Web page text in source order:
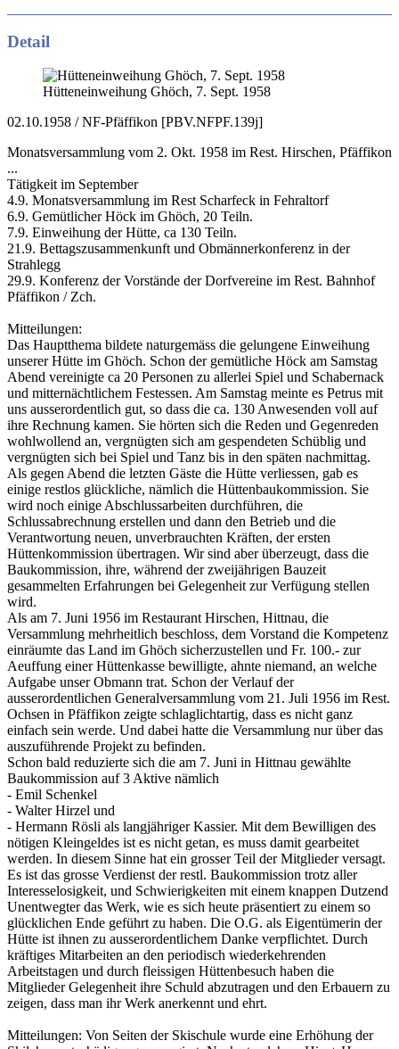
Detail
Hütteneinweihung Ghöch, 7. Sept. 1958
02.10.1958 / NF-Pfäffikon [PBV.NFPF.139j]
Monatsversammlung vom 2. Okt. 1958 im Rest. Hirschen, Pfäffikon
...
Tätigkeit im September
4.9. Monatsversammlung im Rest Scharfeck in Fehraltorf
6.9. Gemütlicher Höck im Ghöch, 20 Teiln.
7.9. Einweihung der Hütte, ca 130 Teiln.
21.9. Bettagszusammenkunft und Obmännerkonferenz in der
Strahlegg
29.9. Konferenz der Vorstände der Dorfvereine im Rest. Bahnhof
Pfäffikon / Zch.
Mitteilungen:
Das Hauptthema bildete naturgemäss die gelungene Einweihung
unserer Hütte im Ghöch. Schon der gemütliche Höck am Samstag
Abend vereinigte ca 20 Personen zu allerlei Spiel und Schabernack
und mitternächtlichem Festessen. Am Samstag meinte es Petrus mit
uns ausserordentlich gut, so dass die ca. 130 Anwesenden voll auf
ihre Rechnung kamen. Sie hörten sich die Reden und Gegenreden
wohlwollend an, vergnügten sich am gespendeten Schüblig und
vergnügten sich bei Spiel und Tanz bis in den späten nachmittag.
Als gegen Abend die letzten Gäste die Hütte verliessen, gab es
einige restlos glückliche, nämlich die Hüttenbaukommission. Sie
wird noch einige Abschlussarbeiten durchführen, die
Schlussabrechnung erstellen und dann den Betrieb und die
Verantwortung neuen, unverbrauchten Kräften, der ersten
Hüttenkommission übertragen. Wir sind aber überzeugt, dass die
Baukommission, ihre, während der zweijährigen Bauzeit
gesammelten Erfahrungen bei Gelegenheit zur Verfügung stellen
wird.
Als am 7. Juni 1956 im Restaurant Hirschen, Hittnau, die
Versammlung mehrheitlich beschloss, dem Vorstand die Kompetenz
einräumte das Land im Ghöch sicherzustellen und Fr. 100.- zur
Aeuffung einer Hüttenkasse bewilligte, ahnte niemand, an welche
Aufgabe unser Obmann trat. Schon der Verlauf der
ausserordentlichen Generalversammlung vom 21. Juli 1956 im Rest.
Ochsen in Pfäffikon zeigte schlaglichtartig, dass es nicht ganz
einfach sein werde. Und dabei hatte die Versammlung nur über das
auszuführende Projekt zu befinden.
Schon bald reduzierte sich die am 7. Juni in Hittnau gewählte
Baukommission auf 3 Aktive nämlich
- Emil Schenkel
- Walter Hirzel und
- Hermann Rösli als langjähriger Kassier. Mit dem Bewilligen des
nötigen Kleingeldes ist es nicht getan, es muss damit gearbeitet
werden. In diesem Sinne hat ein grosser Teil der Mitglieder versagt.
Es ist das grosse Verdienst der restl. Baukommission trotz aller
Interesselosigkeit, und Schwierigkeiten mit einem knappen Dutzend
Unentwegter das Werk, wie es sich heute präsentiert zu einem so
glücklichen Ende geführt zu haben. Die O.G. als Eigentümerin der
Hütte ist ihnen zu ausserordentlichem Danke verpflichtet. Durch
kräftiges Mitarbeiten an den periodisch wiederkehrenden
Arbeitstagen und durch fleissigen Hüttenbesuch haben die
Mitglieder Gelegenheit ihre Schuld abzutragen und den Erbauern zu
zeigen, dass man ihr Werk anerkennt und ehrt.
Mitteilungen: Von Seiten der Skischule wurde eine Erhöhung der